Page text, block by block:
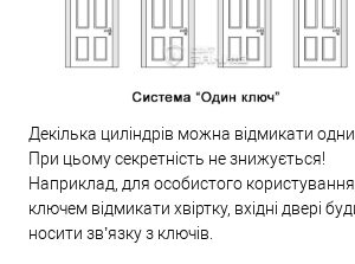
Декілька циліндрів можна відмикати
При цьому секретність не знижується!
Наприклад, для особистого
ключем відмикати хвіртку, вхідні двері
носити зв’язку з ключів.